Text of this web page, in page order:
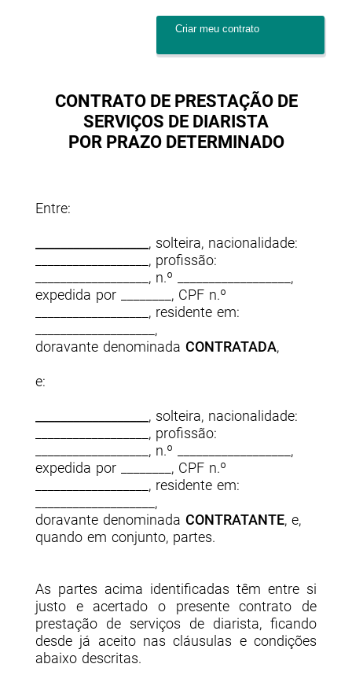
Criar meu contrato
CONTRATO DE PRESTAÇÃO DE
SERVIÇOS DE DIARISTA
POR PRAZO DETERMINADO
Entre:
, solteira, nacionalidade:
__________________, profissão:
__________________, n.º __________________,
expedida por ________, CPF n.º
__________________, residente em:
___________________,
doravante denominada CONTRATADA,
e:
, solteira, nacionalidade:
__________________, profissão:
__________________, n.º __________________,
expedida por ________, CPF n.º
__________________, residente em:
___________________,
doravante denominada CONTRATANTE, e,
quando em conjunto, partes.
As partes acima identificadas têm entre si
justo e acertado o presente contrato de
prestação de serviços de diarista, ficando
desde já aceito nas cláusulas e condições
abaixo descritas.